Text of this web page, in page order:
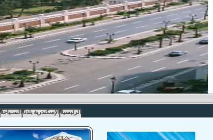
الرئيسية الإسكندرية بلدنا السـياحة